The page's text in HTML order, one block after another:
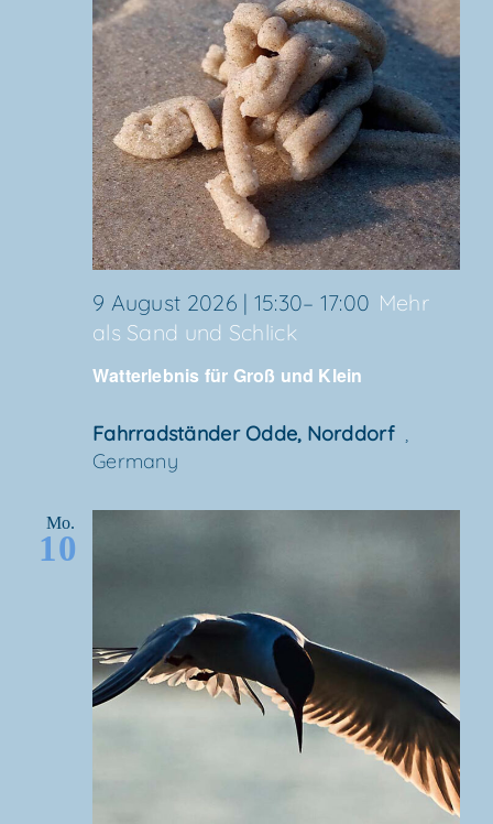
Wat­t­er­leb­nis für Groß und Klein
9 August 2026 | 15:30– 17:00 Mehr
als Sand und Schlick
Fahr­rad­stän­der Odde, Norddorf
Germany
Mo.
10